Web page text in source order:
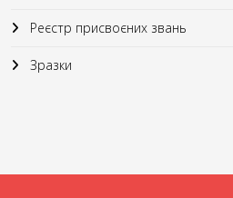
Реєстр присвоєних звань
Зразки